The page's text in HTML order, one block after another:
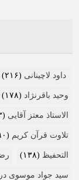
داود لاچینانی (۲۱۶)
وحید باقرنژاد (۱۷۸)
الاستاذ معتز آقایی (۲۰۳)
تلاوت قرآن کریم (۴۰۹۰)
التحفیظ (۱۳۸)
سید جواد موسوی